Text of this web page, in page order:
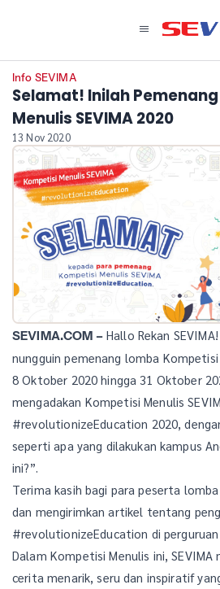
Info SEVIMA
Selamat! Inilah
Menulis SEVIMA 2020
13 Nov 2020
SEVIMA.COM –Hallo Rekan
nungguin pemenang lomba Kompetisi
8 Oktober 2020 hingga 31 Oktober
mengadakan Kompetisi Menulis
#revolutionizeEducation 2020,
seperti apa yang dilakukan kampus
ini?”.
Terima kasih bagi para peserta
dan mengirimkan artikel tentang
#revolutionizeEducation di
Dalam Kompetisi Menulis ini,
cerita menarik, seru dan inspiratif